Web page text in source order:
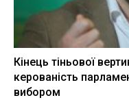
Кінець тіньової
керованість
вибором